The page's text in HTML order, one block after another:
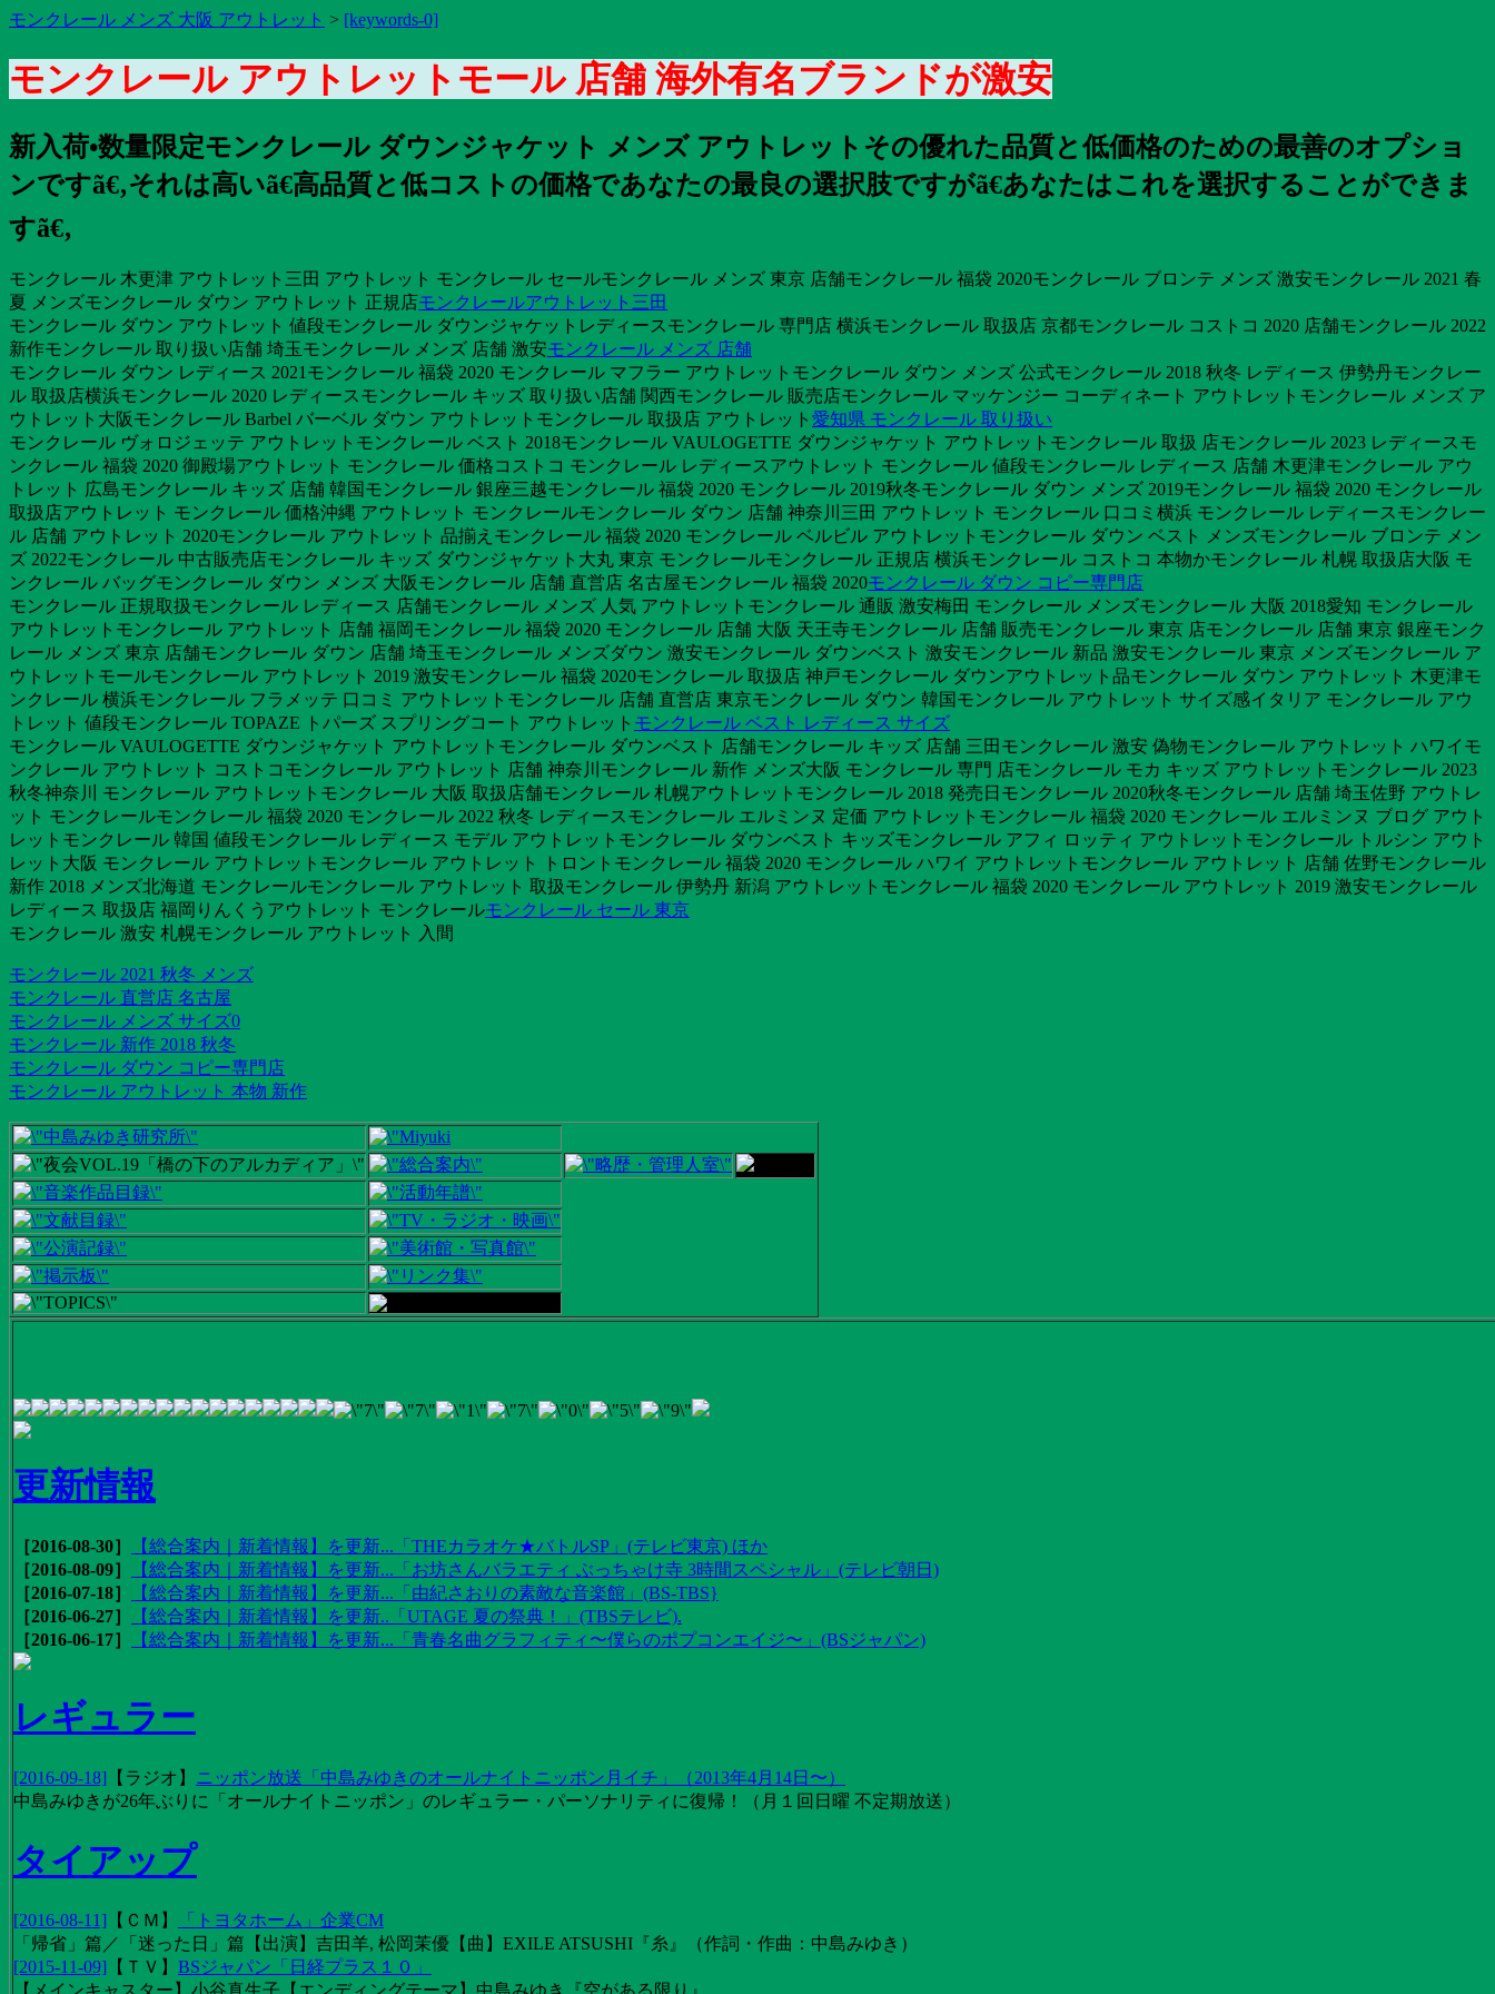
モンクレール メンズ 大阪 アウトレット > [keywords-0]
モンクレール アウトレットモール 店舗 海外有名ブランドが激安
新入荷•数量限定モンクレール ダウンジャケット メンズ アウトレットその優れた品質と低価格のための最善のオプショ
ンですã€‚それは高いã€高品質と低コストの価格であなたの最良の選択肢ですがã€あなたはこれを選択することができま
すã€‚
モンクレール 木更津 アウトレット三田 アウトレット モンクレール セールモンクレール メンズ 東京 店舗モンクレール 福袋 2020モンクレール ブロンテ メンズ 激安モンクレール 2021 春
夏 メンズモンクレール ダウン アウトレット 正規店モンクレールアウトレット三田
モンクレール ダウン アウトレット 値段モンクレール ダウンジャケットレディースモンクレール 専門店 横浜モンクレール 取扱店 京都モンクレール コストコ 2020 店舗モンクレール 2022
新作モンクレール 取り扱い店舗 埼玉モンクレール メンズ 店舗 激安モンクレール メンズ 店舗
モンクレール ダウン レディース 2021モンクレール 福袋 2020 モンクレール マフラー アウトレットモンクレール ダウン メンズ 公式モンクレール 2018 秋冬 レディース 伊勢丹モンクレー
ル 取扱店横浜モンクレール 2020 レディースモンクレール キッズ 取り扱い店舗 関西モンクレール 販売店モンクレール マッケンジー コーディネート アウトレットモンクレール メンズ ア
ウトレット大阪モンクレール Barbel バーベル ダウン アウトレットモンクレール 取扱店 アウトレット 愛知県 モンクレール 取り扱い
モンクレール ヴォロジェッテ アウトレットモンクレール ベスト 2018モンクレール VAULOGETTE ダウンジャケット アウトレットモンクレール 取扱 店モンクレール 2023 レディースモ
ンクレール 福袋 2020 御殿場アウトレット モンクレール 価格コストコ モンクレール レディースアウトレット モンクレール 値段モンクレール レディース 店舗 木更津モンクレール アウ
トレット 広島モンクレール キッズ 店舗 韓国モンクレール 銀座三越モンクレール 福袋 2020 モンクレール 2019秋冬モンクレール ダウン メンズ 2019モンクレール 福袋 2020 モンクレール
取扱店アウトレット モンクレール 価格沖縄 アウトレット モンクレールモンクレール ダウン 店舗 神奈川三田 アウトレット モンクレール 口コミ横浜 モンクレール レディースモンクレー
ル 店舗 アウトレット 2020モンクレール アウトレット 品揃えモンクレール 福袋 2020 モンクレール ベルビル アウトレットモンクレール ダウン ベスト メンズモンクレール ブロンテ メン
ズ 2022モンクレール 中古販売店モンクレール キッズ ダウンジャケット大丸 東京 モンクレールモンクレール 正規店 横浜モンクレール コストコ 本物かモンクレール 札幌 取扱店大阪 モ
ンクレール バッグモンクレール ダウン メンズ 大阪モンクレール 店舗 直営店 名古屋モンクレール 福袋 2020モンクレール ダウン コピー専門店
モンクレール 正規取扱モンクレール レディース 店舗モンクレール メンズ 人気 アウトレットモンクレール 通販 激安梅田 モンクレール メンズモンクレール 大阪 2018愛知 モンクレール
アウトレットモンクレール アウトレット 店舗 福岡モンクレール 福袋 2020 モンクレール 店舗 大阪 天王寺モンクレール 店舗 販売モンクレール 東京 店モンクレール 店舗 東京 銀座モンク
レール メンズ 東京 店舗モンクレール ダウン 店舗 埼玉モンクレール メンズダウン 激安モンクレール ダウンベスト 激安モンクレール 新品 激安モンクレール 東京 メンズモンクレール ア
ウトレットモールモンクレール アウトレット 2019 激安モンクレール 福袋 2020モンクレール 取扱店 神戸モンクレール ダウンアウトレット品モンクレール ダウン アウトレット 木更津モ
ンクレール 横浜モンクレール フラメッテ 口コミ アウトレットモンクレール 店舗 直営店 東京モンクレール ダウン 韓国モンクレール アウトレット サイズ感イタリア モンクレール アウ
トレット 値段モンクレール TOPAZE トパーズ スプリングコート アウトレット モンクレール ベスト レディース サイズ
モンクレール VAULOGETTE ダウンジャケット アウトレットモンクレール ダウンベスト 店舗モンクレール キッズ 店舗 三田モンクレール 激安 偽物モンクレール アウトレット ハワイモ
ンクレール アウトレット コストコモンクレール アウトレット 店舗 神奈川モンクレール 新作 メンズ大阪 モンクレール 専門 店モンクレール モカ キッズ アウトレットモンクレール 2023
秋冬神奈川 モンクレール アウトレットモンクレール 大阪 取扱店舗モンクレール 札幌アウトレットモンクレール 2018 発売日モンクレール 2020秋冬モンクレール 店舗 埼玉佐野 アウトレ
ット モンクレールモンクレール 福袋 2020 モンクレール 2022 秋冬 レディースモンクレール エルミンヌ 定価 アウトレットモンクレール 福袋 2020 モンクレール エルミンヌ ブログ アウト
レットモンクレール 韓国 値段モンクレール レディース モデル アウトレットモンクレール ダウンベスト キッズモンクレール アフィ ロッティ アウトレットモンクレール トルシン アウト
レット大阪 モンクレール アウトレットモンクレール アウトレット トロントモンクレール 福袋 2020 モンクレール ハワイ アウトレットモンクレール アウトレット 店舗 佐野モンクレール
新作 2018 メンズ北海道 モンクレールモンクレール アウトレット 取扱モンクレール 伊勢丹 新潟 アウトレットモンクレール 福袋 2020 モンクレール アウトレット 2019 激安モンクレール
レディース 取扱店 福岡りんくうアウトレット モンクレールモンクレール セール 東京
モンクレール 激安 札幌モンクレール アウトレット 入間
モンクレール 2021 秋冬 メンズ
モンクレール 直営店 名古屋
モンクレール メンズ サイズ0
モンクレール 新作 2018 秋冬
モンクレール ダウン コピー専門店
モンクレール アウトレット 本物 新作
更新情報
［2016-08-30］
【総合案内｜新着情報】を更新...「THEカラオケ★バトルSP」(テレビ東京) ほか
［2016-08-09］
【総合案内｜新着情報】を更新...「お坊さんバラエティ ぶっちゃけ寺 3時間スペシャル」(テレビ朝日)
［2016-07-18］
【総合案内｜新着情報】を更新...「由紀さおりの素敵な音楽館」(BS-TBS}
［2016-06-27］
【総合案内｜新着情報】を更新..「UTAGE 夏の祭典！」(TBSテレビ).
［2016-06-17］
【総合案内｜新着情報】を更新...「青春名曲グラフィティ〜僕らのポプコンエイジ〜」(BSジャパン)
レギュラー
[2016-09-18] 【 ラジオ 】 ニッポン放送「中島みゆきのオールナイトニッポン月イチ」（2013年4月14日〜）
中島みゆきが26年ぶりに「オールナイトニッポン」のレギュラー・パーソナリティに復帰！（月１回日曜 不定期放送）
タイアップ
[2016-08-11] 【 ＣＭ 】
「トヨタホーム」企業CM
「帰省」篇／「迷った日」篇【出演】吉田羊, 松岡茉優【曲】EXILE ATSUSHI『糸』（作詞・作曲：中島みゆき）
[2015-11-09] 【 ＴＶ 】 BSジャパン「日経プラス１０」